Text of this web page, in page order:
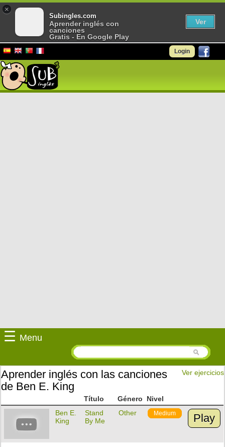
Login
☰ Menu
Ver ejercicios
Aprender inglés con las canciones
de Ben E. King
Título Género
Nivel
Ben E.
King
Stand
By Me
Other Medium Play
×
Subingles.com
Aprender inglés con
canciones
Gratis - En Google Play
Ver